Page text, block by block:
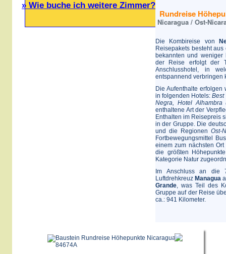
» Wie buche ich weitere Zimmer?
Rundreise
Nicaragua / Ost-
Die Kombireise von
Reisepakets besteht
bekannten und weniger
der Reise erfolgt der
Anschlusshotel, in
entspannend verbringen
Die Aufenthalte
in folgenden Hotels:Best
Negra, Hotel
enthaltene Art der
Enthalten im Reisepreis
in der Gruppe. Die
und die RegionenOst-
Fortbewegungsmittel
einem zum nächsten
die größten
Kategorie Natur
Im Anschluss an die
Luftdrehkreuz Managua
Grande, was Teil des
Gruppe auf der Reise
ca.: 941 Kilometer.